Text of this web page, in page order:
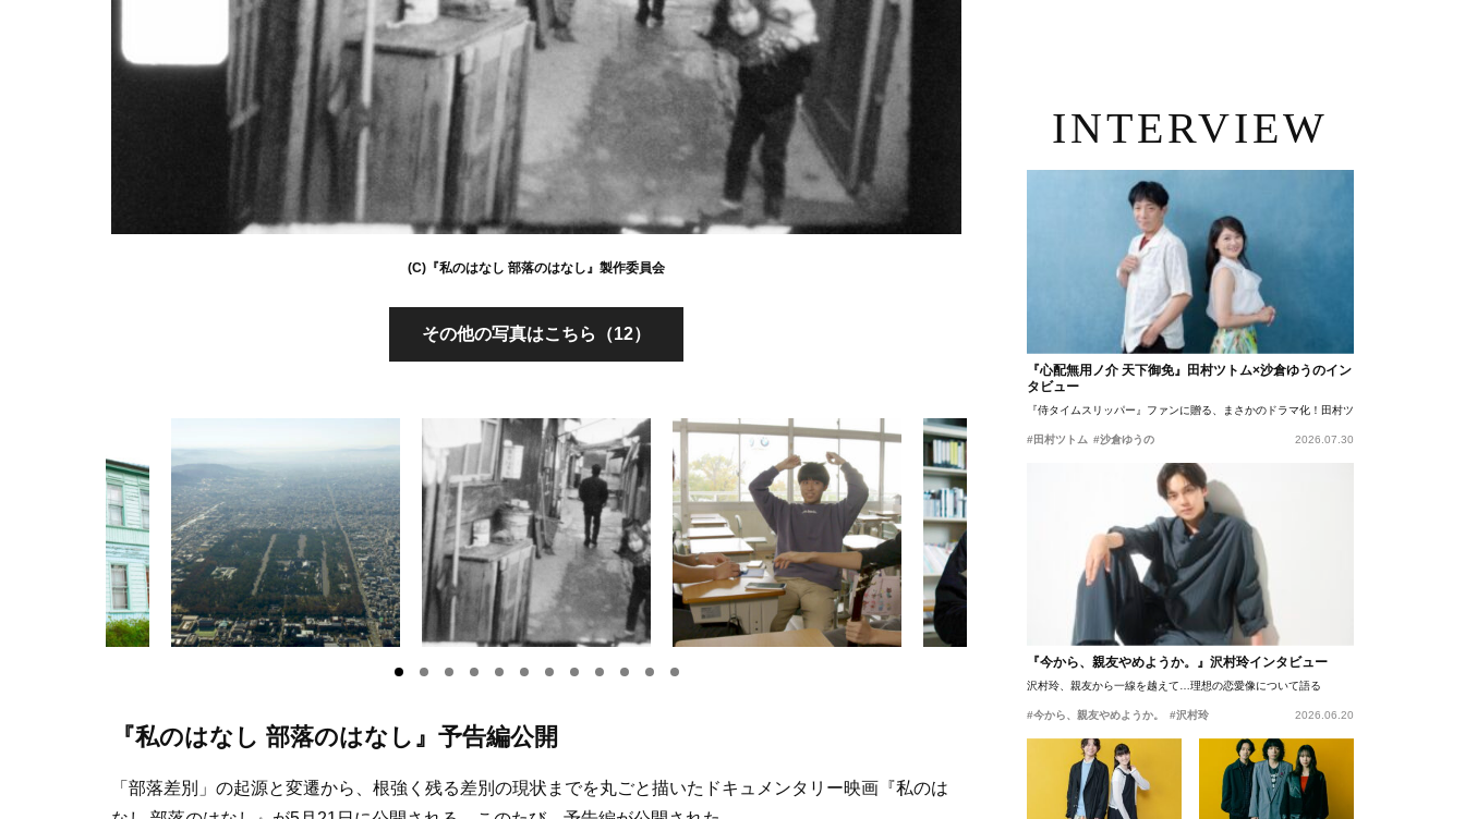
(C)『私のはなし 部落のはなし』製作委員会
その他の写真はこちら（12）
『私のはなし 部落のはなし』予告編公開
「部落差別」の起源と変遷から、根強く残る差別の現状までを丸ごと描いたドキュメンタリー映画『私のは
INTERVIEW
『心配無用ノ介 天下御免』田村ツトム×沙倉ゆうのイン
タビュー
『侍タイムスリッパー』ファンに贈る、まさかのドラマ化！田村ツトム×沙倉ゆうのが語
#田村ツトム #沙倉ゆうの 2026.07.30
『今から、親友やめようか。』沢村玲インタビュー
沢村玲、親友から一線を越えて…理想の恋愛像について語る
#今から、親友やめようか。 #沢村玲 2026.06.20